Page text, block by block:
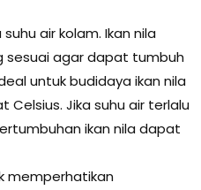
air kolam. Ikan nila
sesuai agar dapat tumbuh
untuk budidaya ikan nila
Celsius. Jika suhu air terlalu
ikan nila dapat
memperhatikan